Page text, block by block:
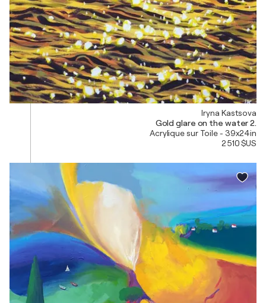
Iryna Kastsova
Gold glare on the water 2.
Acrylique sur Toile - 39x24in
2 510 $US